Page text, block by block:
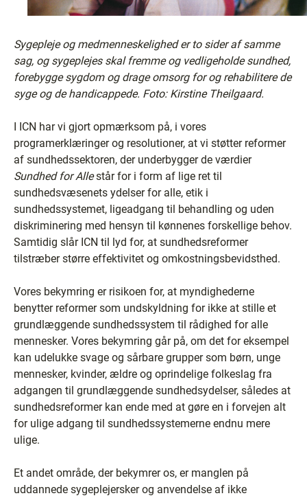
Sygepleje og medmenneskelighed er to sider af samme
sag, og sygeplejes skal fremme og vedligeholde sundhed,
forebygge sygdom og drage omsorg for og rehabilitere de
syge og de handicappede. Foto: Kirstine Theilgaard.
I ICN har vi gjort opmærksom på, i vores
programerklæringer og resolutioner, at vi støtter reformer
af sundhedssektoren, der underbygger de værdier
Sundhed for Allestår for i form af lige ret til
sundhedsvæsenets ydelser for alle, etik i
sundhedssystemet, ligeadgang til behandling og uden
diskriminering med hensyn til kønnenes forskellige behov.
Samtidig slår ICN til lyd for, at sundhedsreformer
tilstræber større effektivitet og omkostningsbevidsthed.
Vores bekymring er risikoen for, at myndighederne
benytter reformer som undskyldning for ikke at stille et
grundlæggende sundhedssystem til rådighed for alle
mennesker. Vores bekymring går på, om det for eksempel
kan udelukke svage og sårbare grupper som børn, unge
mennesker, kvinder, ældre og oprindelige folkeslag fra
adgangen til grundlæggende sundhedsydelser, således at
sundhedsreformer kan ende med at gøre en i forvejen alt
for ulige adgang til sundhedssystemerne endnu mere
ulige.
Et andet område, der bekymrer os, er manglen på
uddannede sygeplejersker og anvendelse af ikke